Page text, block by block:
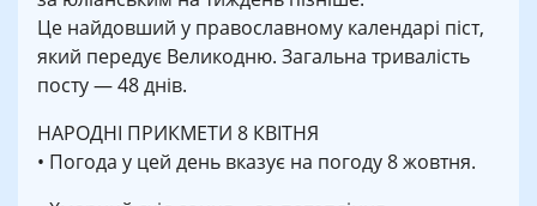
Це найдовший у православному календарі піст,
який передує Великодню. Загальна тривалість
посту — 48 днів.
НАРОДНІ ПРИКМЕТИ 8 КВІТНЯ
• Погода у цей день вказує на погоду 8 жовтня.